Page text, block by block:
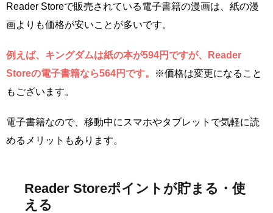
Reader Storeで販売されている電子書籍の漫画は、紙の漫
画よりも価格が安いことが多いです。
例えば、キングダムは紙の本が594円ですが、Reader
Storeの電子書籍なら564円です。
※価格は変更になること
もございます。
電子書籍なので、移動中にスマホやタブレットで気軽に読
めるメリットもあります。
Reader Storeポイントが貯まる・使
える